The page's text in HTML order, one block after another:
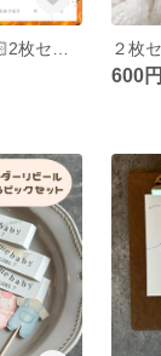
600円